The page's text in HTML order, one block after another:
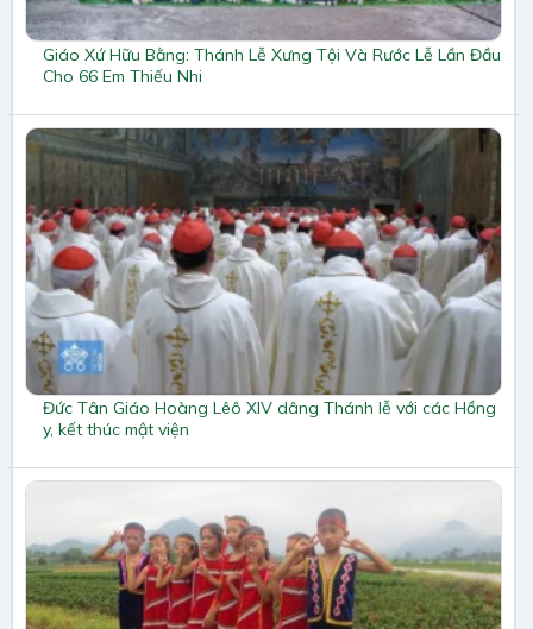
Giáo Xứ Hữu Bằng: Thánh Lễ Xưng Tội Và Rước Lễ Lần Đầu
Cho 66 Em Thiếu Nhi
Đức Tân Giáo Hoàng Lêô XIV dâng Thánh lễ với các Hồng
y, kết thúc mật viện